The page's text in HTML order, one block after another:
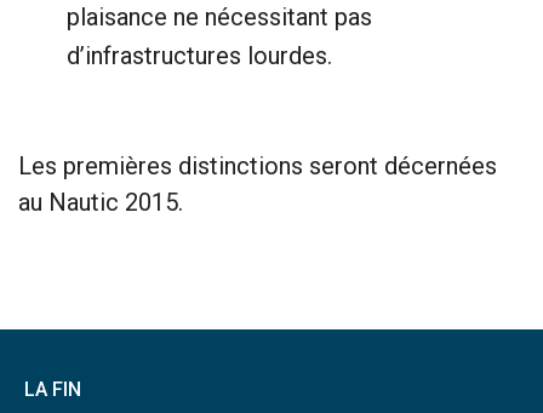
plaisance ne nécessitant pas
d’infrastructures lourdes.
Les premières distinctions seront décernées
au Nautic 2015.
LA FIN